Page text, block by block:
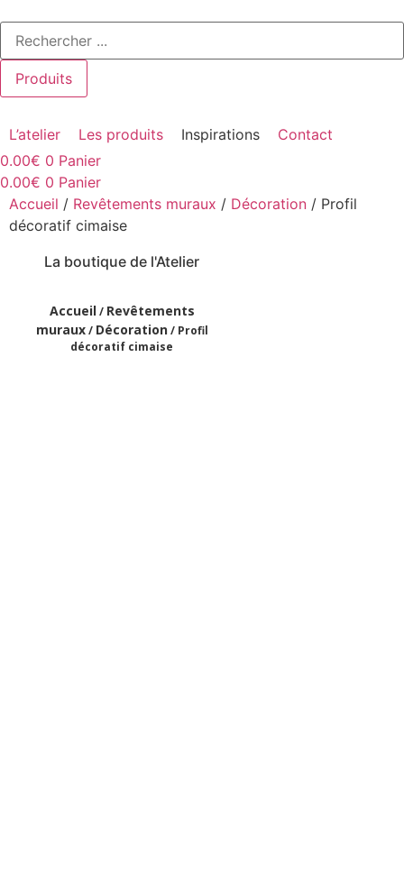
contenu
Search
Produits
L’atelier Les produits Inspirations
Contact
0.00€ 0 Panier
0.00€ 0 Panier
Accueil / Revêtements muraux / Décoration / Profil
décoratif cimaise
La boutique de l'Atelier
Accueil / Revêtements
muraux/ Décoration/ Profil
décoratif cimaise